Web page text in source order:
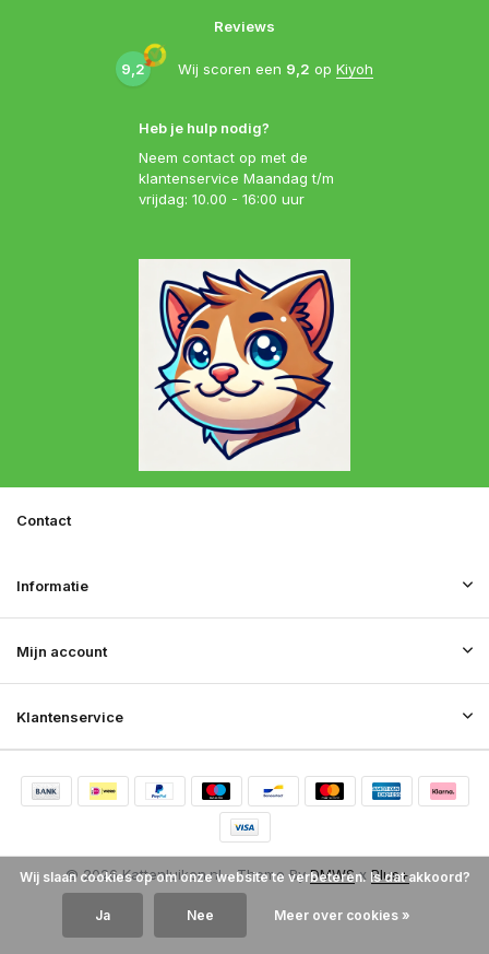
Heb je hulp nodig?
Neem contact op met de
klantenservice Maandag t/m
vrijdag: 10.00 - 16:00 uur
Reviews
9,2 Wij scoren een 9,2 op Kiyoh
Klantenservice
Mijn account
Informatie
Contact
© 2026 Kattenluiken.nl - Theme ByDMWSx Plus+
Wij slaan cookies op om onze website te verbeteren. Is dat akkoord?
Ja Nee Meer over cookies »